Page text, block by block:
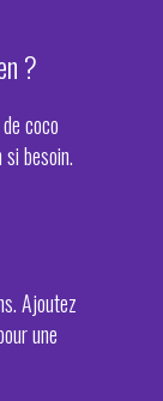
?
coco
besoin.
Ajoutez
une